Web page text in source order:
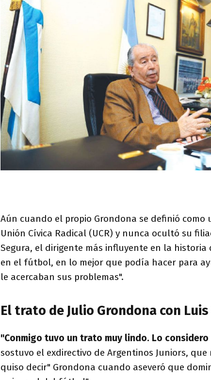
Aún cuando el propio Grondona se definió
Unión Cívica Radical (UCR) y nunca ocultó su
Segura, el dirigente más influyente en la historia
en el fútbol, en lo mejor que podía hacer para
le acercaban sus problemas".
El trato de Julio Grondona con
"Conmigo tuvo un trato muy lindo. Lo considero
sostuvo el exdirectivo de Argentinos Juniors, que
quiso decir" Grondona cuando aseveró que